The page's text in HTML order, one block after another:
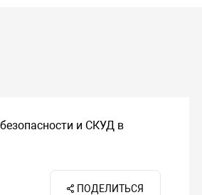
и СКУД в
ПОДЕЛИТЬСЯ